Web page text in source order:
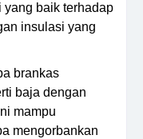
yang baik terhadap
insulasi yang
brankas
baja dengan
mampu
mengorbankan